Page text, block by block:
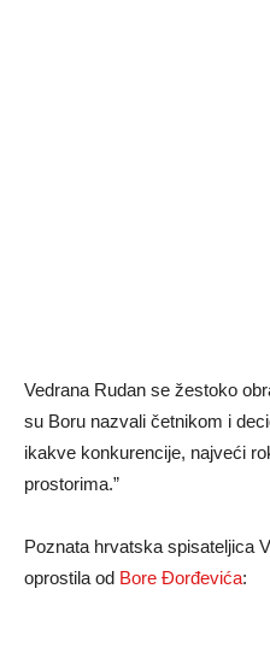
Vedrana Rudan se žestoko
su Boru nazvali četnikom i
ikakve konkurencije, najveći
prostorima.”
Poznata hrvatska spisateljica
oprostila od Bore Đorđevića: